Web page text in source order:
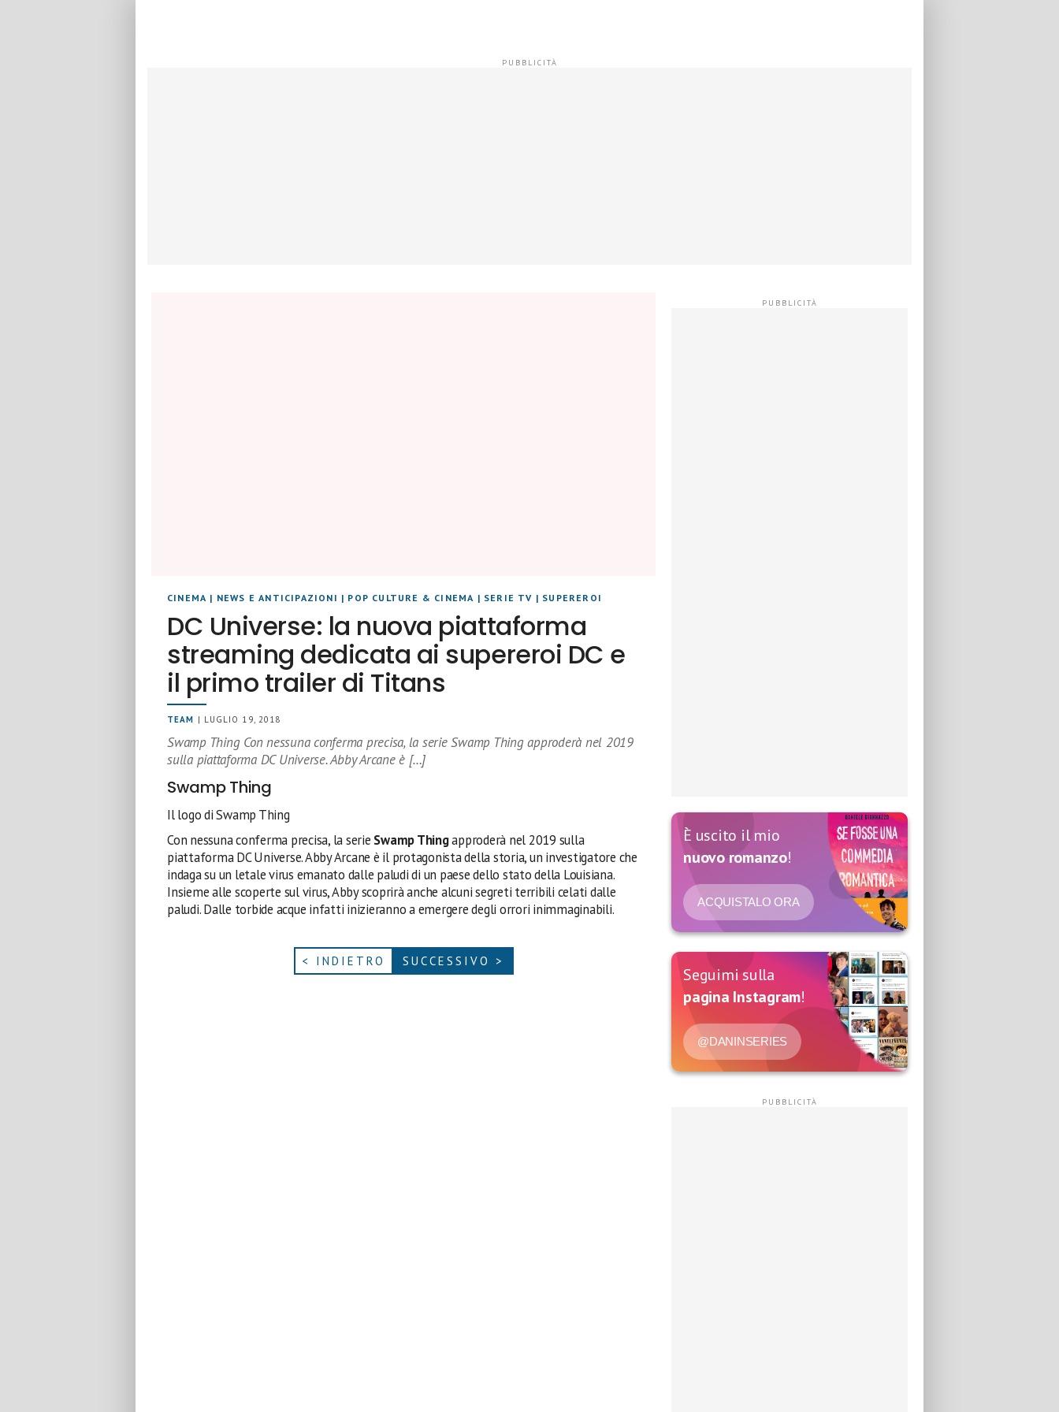
CINEMA | NEWS E ANTICIPAZIONI | POP CULTURE & CINEMA | SERIE TV | SUPEREROI
DC Universe: la nuova piattaforma
streaming dedicata ai supereroi DC e
il primo trailer di Titans
TEAM | LUGLIO 19, 2018
Swamp Thing Con nessuna conferma precisa, la serie Swamp Thing approderà nel 2019
sulla piattaforma DC Universe. Abby Arcane è […]
Swamp Thing
Il logo di Swamp Thing
Con nessuna conferma precisa, la serie Swamp Thingapproderà nel 2019 sulla
piattaforma DC Universe. Abby Arcane è il protagonista della storia, un investigatore che
indaga su un letale virus emanato dalle paludi di un paese dello stato della Louisiana.
Insieme alle scoperte sul virus, Abby scoprirà anche alcuni segreti terribili celati dalle
paludi. Dalle torbide acque infatti inizieranno a emergere degli orrori inimmaginabili.
< INDIETRO SUCCESSIVO >
È uscito il mio
nuovo romanzo!
ACQUISTALO ORA
Seguimi sulla
pagina Instagram!
@DANINSERIES